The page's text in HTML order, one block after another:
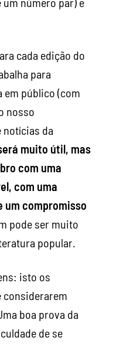
cada edição do
para
em público (com
nosso
notícias da
muito útil, mas
com uma
com uma
um compromisso
pode ser muito
popular.
isto os
considerarem
boa prova da
de se